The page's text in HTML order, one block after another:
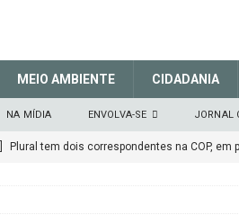
MEIO AMBIENTE CIDADANIA
NA MÍDIA ENVOLVA-SE JORNAL
Plural tem dois correspondentes na COP, em